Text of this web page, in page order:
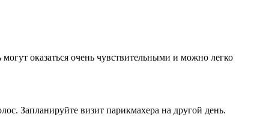
оказаться очень чувствительными и можно легко
Запланируйте визит парикмахера на другой день.